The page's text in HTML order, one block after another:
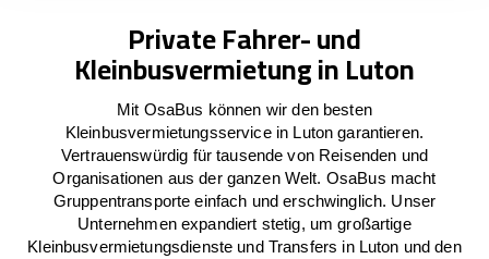
Private Fahrer- und
Kleinbusvermietung in Luton
Mit OsaBus können wir den besten
Kleinbusvermietungsservice in Luton garantieren.
Vertrauenswürdig für tausende von Reisenden und
Organisationen aus der ganzen Welt. OsaBus macht
Gruppentransporte einfach und erschwinglich. Unser
Unternehmen expandiert stetig, um großartige
Kleinbusvermietungsdienste und Transfers in Luton und den